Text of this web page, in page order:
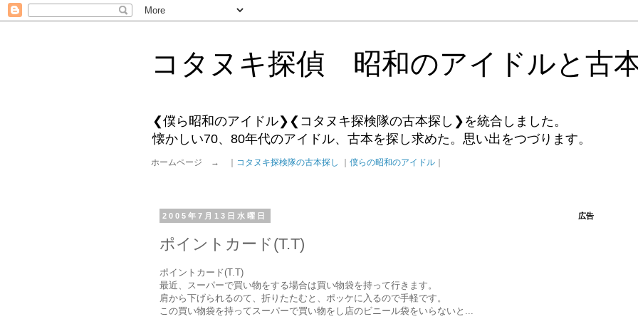
コタヌキ探偵 昭和のアイドルと古
❮僕ら昭和のアイドル❯❮コタヌキ探検隊の古本探し❯を統合しました。
懐かしい70、80年代のアイドル、古本を探し求めた。思い出をつづります。
ホームページ → ｜ コタヌキ探検隊の古本探し 僕らの昭和のアイドル
2005年7月13日水曜日
ポイントカード(T.T)
ポイントカード(T.T)
最近、スーパーで買い物をする場合は買い物袋を持って行きます。
肩から下げられるのて、折りたたむと、ポッケに入るので手軽です。
この買い物袋を持ってスーパーで買い物をし店のビニール袋をいらないと...
広告